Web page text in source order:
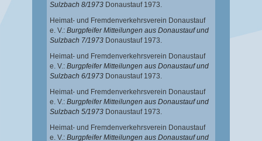
Sulzbach 8/1973 Donaustauf 1973.
Heimat- und Fremdenverkehrsverein Donaustauf
e. V.: Burgpfeifer Mitteilungen aus Donaustauf und
Sulzbach 7/1973 Donaustauf 1973.
Heimat- und Fremdenverkehrsverein Donaustauf
e. V.: Burgpfeifer Mitteilungen aus Donaustauf und
Sulzbach 6/1973 Donaustauf 1973.
Heimat- und Fremdenverkehrsverein Donaustauf
e. V.: Burgpfeifer Mitteilungen aus Donaustauf und
Sulzbach 5/1973 Donaustauf 1973.
Heimat- und Fremdenverkehrsverein Donaustauf
e. V.: Burgpfeifer Mitteilungen aus Donaustauf und